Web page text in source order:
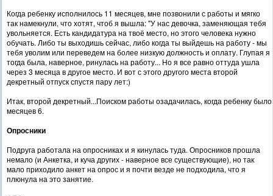
Когда ребенку исполнилось 11 месяцев, мне позвонили с работы и мягко
так намекнули, что хотят, чтоб я вышла: "У нас девочка, заменяющая тебя
увольняется. Есть кандидатура на твоё место, но этого человека нужно
обучать. Либо ты выходишь сейчас, либо когда ты выйдешь на работу - мы
тебя уволим или переведем на более низкую должность и оплату. Глупая я
тогда была, наверное, ринулась на работу... Но я все равно оттуда ушла
через 3 месяца в другое место. И вот с этого другого места второй
декретный отпуск спустя пару лет:)
Итак, второй декретный...Поиском работы озадачилась, когда ребенку было
месяцев 6.
Опросники
Подруга работала на опросниках и я кинулась туда. Опросников прошла
немало (и Анкетка, и куча других - наверное все существующие), но так
мало приходило анкет на опрос и я почти везде не подходила, что я
плюнула на это занятие.